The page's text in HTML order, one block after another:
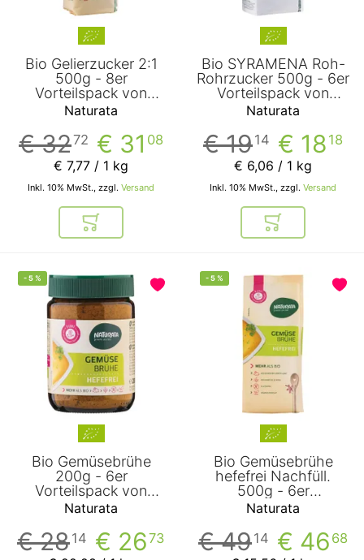
Bio Gelierzucker 2:1
500g - 8er
Vorteilspack von
Naturata
Naturata
€ 31 08
€ 3272
Inkl. 10% MwSt., zzgl. Versand
€ 7,77 / 1 kg
In den Warenkorb
Bio SYRAMENA Roh-
Rohrzucker 500g - 6er
Vorteilspack von
Naturata
Naturata
€ 18 18
€ 1914
Inkl. 10% MwSt., zzgl. Versand
€ 6,06 / 1 kg
In den
-5%
Bio Gemüsebrühe
200g - 6er
Vorteilspack von
Naturata
Naturata
€ 2673
€ 2814
-5%
Bio Gemüsebrühe
hefefrei Nachfüll.
500g - 6er
Vorteilspack von
Naturata
€ 46 68
€ 4914